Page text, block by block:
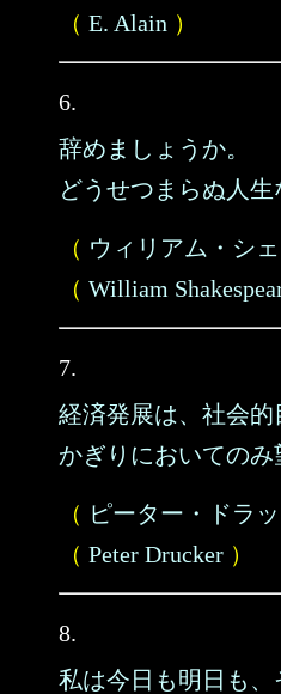
（ E. Alain ）
6.
辞めましょうか。
どうせつまらぬ人生
（ ウィリアム・シ
（ William
7.
経済発展は、社会
かぎりにおいてのみ
（ ピーター・ドラ
（ Peter Drucker ）
8.
私は今日も明日も